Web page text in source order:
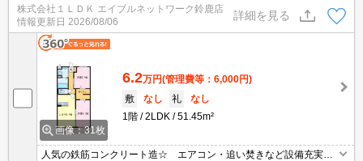
株式会社１ＬＤＫ エイブルネットワーク鈴鹿店
情報更新日 2026/08/06
詳細を見る
画像：31枚
6.2万円(管理費等：6,000円)
敷
なし 礼
なし
1階
2LDK 51.45m²
人気の鉄筋コンクリート造☆ エアコン・追い焚きなど設備充実の